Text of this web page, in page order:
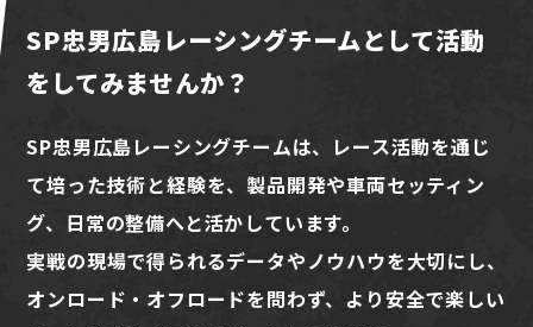
SP忠男広島レーシングチームとして活動
をしてみませんか？
SP忠男広島レーシングチームは、レース活動を通じ
て培った技術と経験を、製品開発や車両セッティン
グ、日常の整備へと活かしています。
実戦の現場で得られるデータやノウハウを大切にし、
オンロード・オフロードを問わず、より安全で楽しい